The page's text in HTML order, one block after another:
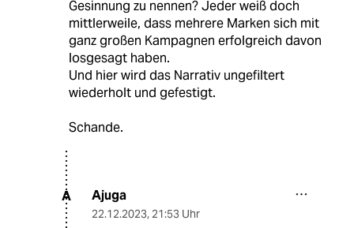
Gesinnung zu nennen? Jeder weiß doch
mittlerweile, dass mehrere Marken sich mit
ganz großen Kampagnen erfolgreich davon
losgesagt haben.
Und hier wird das Narrativ ungefiltert
wiederholt und gefestigt.
Schande.
A Ajuga
22.12.2023, 21:53 Uhr